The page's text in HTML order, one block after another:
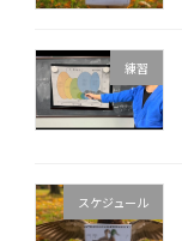
練習
スケジュール